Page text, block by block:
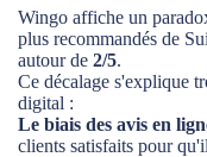
Wingo affiche un
plus recommandés de
autour de 2/5.
Ce décalage s'explique
digital :
Le biais des avis en
clients satisfaits pour